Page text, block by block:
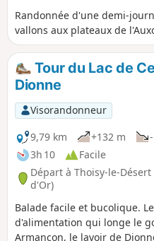
Randonnée d'une demi-
vallons aux plateaux de
Tour du Lac de
Dionne
Visorandonneur
9,79 km
+132 m
3h 10
Facile
Départ à Thoisy-le-Désert
d'Or)
Balade facile et bucolique.
d'alimentation qui longe le
Armançon, le lavoir de